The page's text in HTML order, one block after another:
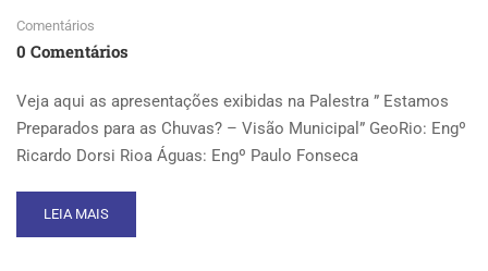
ADMINISTRAÇÃO
PÚBLICA
Comentários
0 Comentários
Veja aqui as apresentações exibidas na Palestra ” Estamos
Preparados para as Chuvas? – Visão Municipal” GeoRio: Engº
Ricardo Dorsi Rioa Águas: Engº Paulo Fonseca
READ
MORE
LEIA MAIS